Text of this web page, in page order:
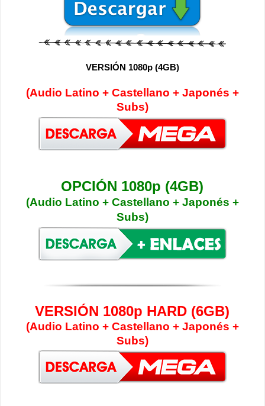
VERSIÓN 1080p (4GB)
(Audio Latino + Castellano + Japonés +
Subs)
OPCIÓN 1080p (4GB)
(Audio Latino + Castellano + Japonés +
Subs)
VERSIÓN 1080p HARD (6GB)
(Audio Latino + Castellano + Japonés +
Subs)